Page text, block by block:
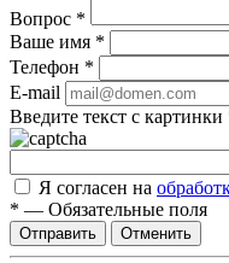
Вопрос *
Ваше имя *
Телефон *
E-mail
Введите текст с картинки
Я согласен на
* — Обязательные поля
Отправить Отменить